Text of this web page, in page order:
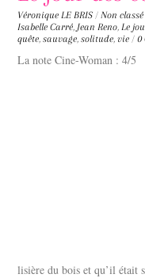
Véronique LE BRIS / Non classé
Isabelle Carré, Jean Reno,Le
quête,sauvage,solitude,vie / 0
La note Cine-Woman : 4/5
lisière du bois et qu’il était